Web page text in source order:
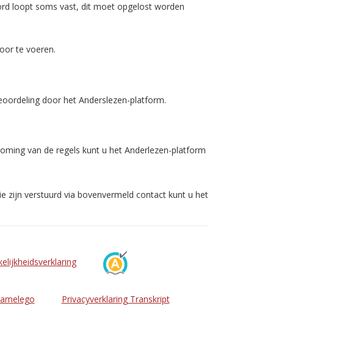
loopt soms vast, dit moet opgelost worden
te voeren.
door het Anderslezen-platform.
van de regels kunt u het Anderlezen-platform
zijn verstuurd via bovenvermeld contact kunt u het
Privacyverklaring Transkript